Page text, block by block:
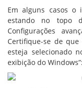
Em alguns casos o
estando no topo
Configurações
Certifique-se de que
esteja selecionado
exibição do Windows”: